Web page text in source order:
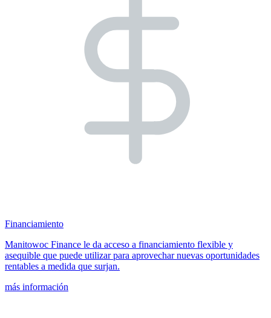
Financiamiento
Manitowoc Finance le da acceso a financiamiento flexible y
asequible que puede utilizar para aprovechar nuevas oportunidades
rentables a medida que surjan.
más información